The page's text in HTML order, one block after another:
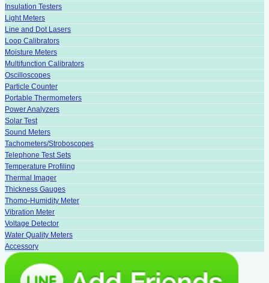
Insulation Testers
Light Meters
Line and Dot Lasers
Loop Calibrators
Moisture Meters
Multifunction Calibrators
Oscilloscopes
Particle Counter
Portable Thermometers
Power Analyzers
Solar Test
Sound Meters
Tachometers/Stroboscopes
Telephone Test Sets
Temperature Profiling
Thermal Imager
Thickness Gauges
Thomo-Humidity Meter
Vibration Meter
Voltage Detector
Water Quality Meters
Accessory